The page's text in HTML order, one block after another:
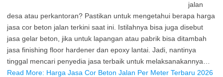
jalan
desa atau perkantoran? Pastikan untuk mengetahui berapa harga
jasa cor beton jalan terkini saat ini. Istilahnya bisa juga disebut
jasa gelar beton, jika untuk lapangan atau pabrik bisa ditambah
jasa finishing floor hardener dan epoxy lantai. Jadi, nantinya
tinggal mencari penyedia jasa terbaik untuk melaksanakannya…
Read More: Harga Jasa Cor Beton Jalan Per Meter Terbaru 2026